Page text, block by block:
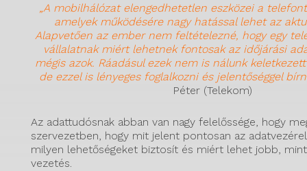
„A mobilhálózat elengedhetetlen eszközei a
amelyek működésére nagy hatással lehet az
Alapvetően az ember nem feltételezné, hogy egy
vállalatnak miért lehetnek fontosak az időjárási
mégis azok. Ráadásul ezek nem is nálunk
de ezzel is lényeges foglalkozni és jelentőséggel
Péter (Telekom)
Az adattudósnak abban van nagy felelőssége, hogy
szervezetben, hogy mit jelent pontosan az
milyen lehetőségeket biztosít és miért lehet jobb,
vezetés.